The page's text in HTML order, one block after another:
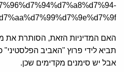
האם המדיניות הזאת, הסותרת את
תביא לידי פרוץ "האביב
אבל יש סימנים מקדימים שכן.